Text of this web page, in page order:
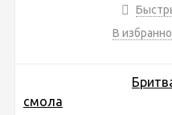
В
смола